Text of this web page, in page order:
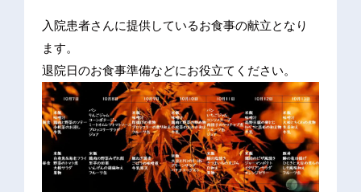
入院患者さんに提供しているお食事の献立となり
ます。
退院日のお食事準備などにお役立てください。